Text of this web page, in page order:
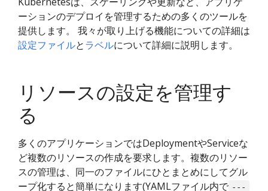
ーションのデプロイを管理するための多くのツールを
提供します。 我々が取り上げる機能についての詳細は
設定ファイルとラベルについて詳細に説明します。
リソースの設定を管理す
る
多くのアプリケーションではDeploymentやServiceな
ど複数のリソースの作成を要求します。複数のリソー
スの管理は、同一のファイルにひとまとめにしてグル
ープ化すると簡単になります(YAMLファイル内で ---